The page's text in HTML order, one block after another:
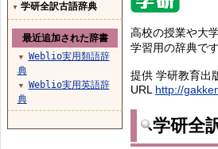
高校の授業や大
学習用の辞典です
提供 学研教育出
URL http://
学研全
▼ 学研全訳古語辞典
最近追加された辞書
▼
Weblio実用類語辞
典
▼
Weblio実用英語辞
典